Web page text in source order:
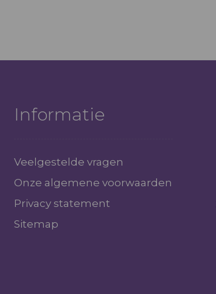
Informatie
Veelgestelde vragen
Onze algemene voorwaarden
Privacy statement
Sitemap